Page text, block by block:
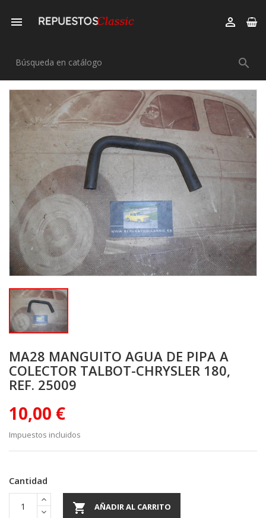
 

MA28 MANGUITO AGUA DE PIPA A
COLECTOR TALBOT-CHRYSLER 180,
REF. 25009
10,00 €
Impuestos incluidos
Cantidad
 AÑADIR AL CARRITO